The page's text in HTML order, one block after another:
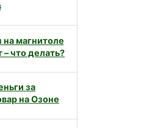
магнитоле
что делать?
за
на Озоне